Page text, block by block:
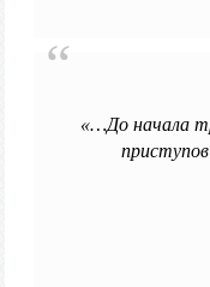
«…До начала